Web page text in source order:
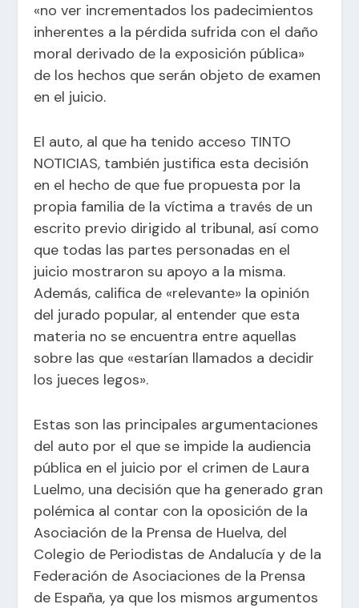
«no ver incrementados los padecimientos
inherentes a la pérdida sufrida con el daño
moral derivado de la exposición pública»
de los hechos que serán objeto de examen
en el juicio.
El auto, al que ha tenido acceso TINTO
NOTICIAS, también justifica esta decisión
en el hecho de que fue propuesta por la
propia familia de la víctima a través de un
escrito previo dirigido al tribunal, así como
que todas las partes personadas en el
juicio mostraron su apoyo a la misma.
Además, califica de «relevante» la opinión
del jurado popular, al entender que esta
materia no se encuentra entre aquellas
sobre las que «estarían llamados a decidir
los jueces legos».
Estas son las principales argumentaciones
del auto por el que se impide la audiencia
pública en el juicio por el crimen de Laura
Luelmo, una decisión que ha generado gran
polémica al contar con la oposición de la
Asociación de la Prensa de Huelva, del
Colegio de Periodistas de Andalucía y de la
Federación de Asociaciones de la Prensa
de España, ya que los mismos argumentos